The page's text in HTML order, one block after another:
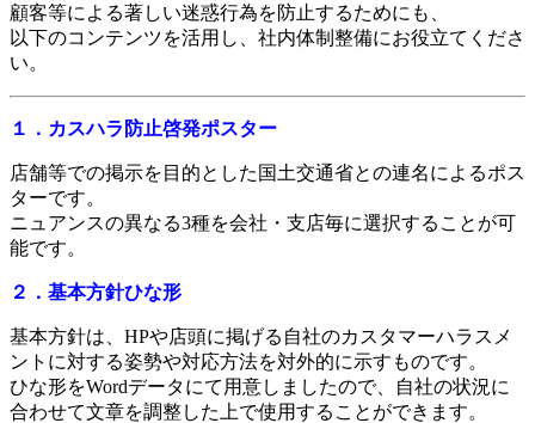
顧客等による著しい迷惑行為を防止するためにも、
以下のコンテンツを活用し、社内体制整備にお役立てくださ
い。
１．カスハラ防止啓発ポスター
店舗等での掲示を目的とした国土交通省との連名によるポス
ターです。
ニュアンスの異なる3種を会社・支店毎に選択することが可
能です。
２．基本方針ひな形
基本方針は、HPや店頭に掲げる自社のカスタマーハラスメ
ントに対する姿勢や対応方法を対外的に示すものです。
ひな形をWordデータにて用意しましたので、自社の状況に
合わせて文章を調整した上で使用することができます。